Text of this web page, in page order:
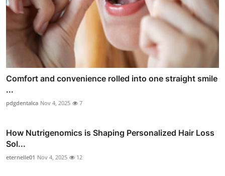
Comfort and convenience rolled into one straight smile
...
pdgdentalca Nov 4, 2025 7
How Nutrigenomics is Shaping Personalized Hair Loss
Sol...
eternelle01 Nov 4, 2025 12